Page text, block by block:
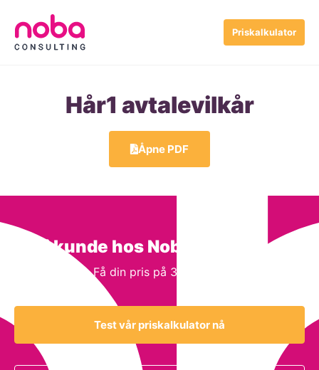
Priskalkulator
Hår1 avtalevilkår
Åpne PDF
Bli kunde hos Noba Consulting
Få din pris på 3 minutter
Test vår priskalkulator nå